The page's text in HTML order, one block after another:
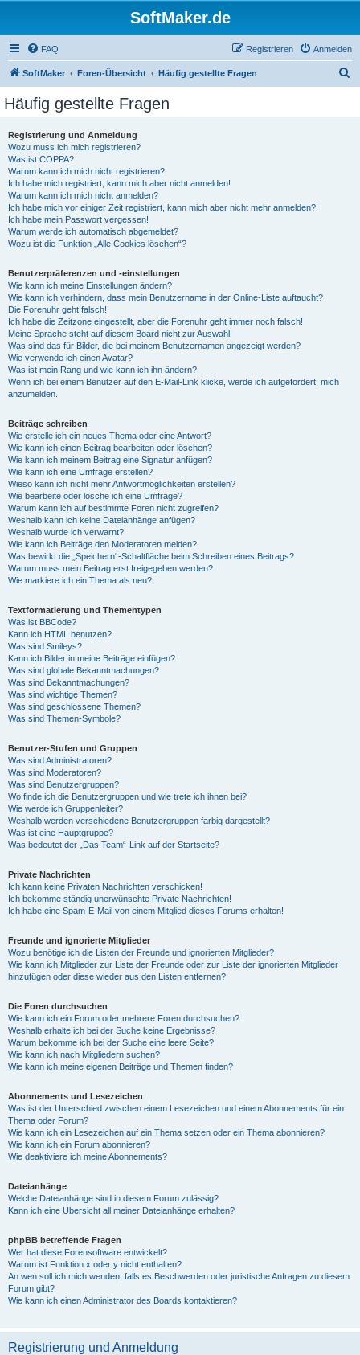
SoftMaker.de
FAQ Anmelden
Registrieren
SoftMaker Foren-Übersicht Häufig gestellte Fragen
Häufig gestellte Fragen
Registrierung und Anmeldung
Wozu muss ich mich registrieren?
Was ist COPPA?
Warum kann ich mich nicht registrieren?
Ich habe mich registriert, kann mich aber nicht anmelden!
Warum kann ich mich nicht anmelden?
Ich habe mich vor einiger Zeit registriert, kann mich aber nicht mehr anmelden?!
Ich habe mein Passwort vergessen!
Warum werde ich automatisch abgemeldet?
Wozu ist die Funktion „Alle Cookies löschen“?
Benutzerpräferenzen und -einstellungen
Wie kann ich meine Einstellungen ändern?
Wie kann ich verhindern, dass mein Benutzername in der Online-Liste auftaucht?
Die Forenuhr geht falsch!
Ich habe die Zeitzone eingestellt, aber die Forenuhr geht immer noch falsch!
Meine Sprache steht auf diesem Board nicht zur Auswahl!
Was sind das für Bilder, die bei meinem Benutzernamen angezeigt werden?
Wie verwende ich einen Avatar?
Was ist mein Rang und wie kann ich ihn ändern?
Wenn ich bei einem Benutzer auf den E-Mail-Link klicke, werde ich aufgefordert, mich
anzumelden.
Beiträge schreiben
Wie erstelle ich ein neues Thema oder eine Antwort?
Wie kann ich einen Beitrag bearbeiten oder löschen?
Wie kann ich meinem Beitrag eine Signatur anfügen?
Wie kann ich eine Umfrage erstellen?
Wieso kann ich nicht mehr Antwortmöglichkeiten erstellen?
Wie bearbeite oder lösche ich eine Umfrage?
Warum kann ich auf bestimmte Foren nicht zugreifen?
Weshalb kann ich keine Dateianhänge anfügen?
Weshalb wurde ich verwarnt?
Wie kann ich Beiträge den Moderatoren melden?
Was bewirkt die „Speichern“-Schaltfläche beim Schreiben eines Beitrags?
Warum muss mein Beitrag erst freigegeben werden?
Wie markiere ich ein Thema als neu?
Textformatierung und Thementypen
Was ist BBCode?
Kann ich HTML benutzen?
Was sind Smileys?
Kann ich Bilder in meine Beiträge einfügen?
Was sind globale Bekanntmachungen?
Was sind Bekanntmachungen?
Was sind wichtige Themen?
Was sind geschlossene Themen?
Was sind Themen-Symbole?
Benutzer-Stufen und Gruppen
Was sind Administratoren?
Was sind Moderatoren?
Was sind Benutzergruppen?
Wo finde ich die Benutzergruppen und wie trete ich ihnen bei?
Wie werde ich Gruppenleiter?
Weshalb werden verschiedene Benutzergruppen farbig dargestellt?
Was ist eine Hauptgruppe?
Was bedeutet der „Das Team“-Link auf der Startseite?
Private Nachrichten
Ich kann keine Privaten Nachrichten verschicken!
Ich bekomme ständig unerwünschte Private Nachrichten!
Ich habe eine Spam-E-Mail von einem Mitglied dieses Forums erhalten!
Freunde und ignorierte Mitglieder
Wozu benötige ich die Listen der Freunde und ignorierten Mitglieder?
Wie kann ich Mitglieder zur Liste der Freunde oder zur Liste der ignorierten Mitglieder
hinzufügen oder diese wieder aus den Listen entfernen?
Die Foren durchsuchen
Wie kann ich ein Forum oder mehrere Foren durchsuchen?
Weshalb erhalte ich bei der Suche keine Ergebnisse?
Warum bekomme ich bei der Suche eine leere Seite?
Wie kann ich nach Mitgliedern suchen?
Wie kann ich meine eigenen Beiträge und Themen finden?
Abonnements und Lesezeichen
Was ist der Unterschied zwischen einem Lesezeichen und einem Abonnements für ein
Thema oder Forum?
Wie kann ich ein Lesezeichen auf ein Thema setzen oder ein Thema abonnieren?
Wie kann ich ein Forum abonnieren?
Wie deaktiviere ich meine Abonnements?
Dateianhänge
Welche Dateianhänge sind in diesem Forum zulässig?
Kann ich eine Übersicht all meiner Dateianhänge erhalten?
phpBB betreffende Fragen
Wer hat diese Forensoftware entwickelt?
Warum ist Funktion x oder y nicht enthalten?
An wen soll ich mich wenden, falls es Beschwerden oder juristische Anfragen zu diesem
Forum gibt?
Wie kann ich einen Administrator des Boards kontaktieren?
Registrierung und Anmeldung